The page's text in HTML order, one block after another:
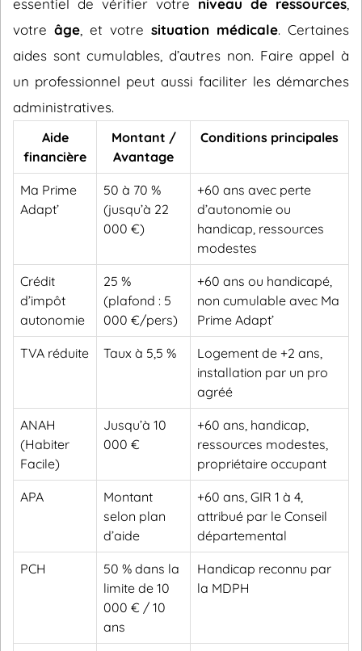
essentiel de vérifier votre niveau de ressources
votre âge , et votre situation médicale. Certaines
aides sont cumulables, d’autres non. Faire appel à
un professionnel peut aussi faciliter les démarches
administratives.
Aide
financière
Montant /
Avantage
Conditions principales
Ma Prime
Adapt’
50 à 70 %
(jusqu’à 22
000 €)
+60 ans avec perte
d’autonomie ou
handicap, ressources
modestes
Crédit
d’impôt
autonomie
25 %
(plafond : 5
000 €/pers)
+60 ans ou handicapé,
non cumulable avec Ma
Prime Adapt’
TVA réduite Taux à 5,5 %
Logement de +2 ans,
installation par un pro
agréé
ANAH
(Habiter
Facile)
Jusqu’à 10
000 €
+60 ans, handicap,
ressources modestes,
propriétaire occupant
APA
Montant
selon plan
d’aide
+60 ans, GIR 1 à 4,
attribué par le Conseil
départemental
PCH
50 % dans la
limite de 10
000 € / 10
ans
Handicap reconnu par
la MDPH